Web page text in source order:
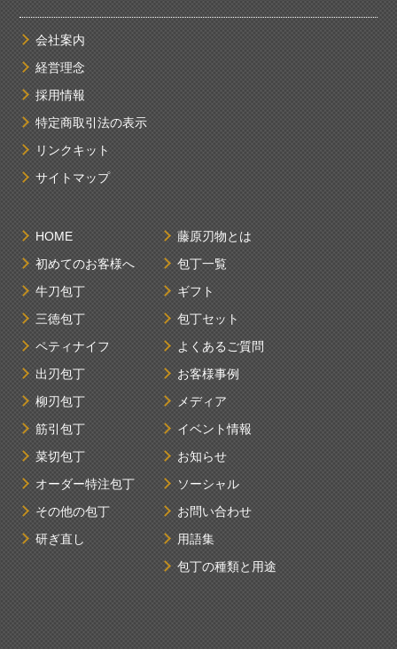
会社案内
経営理念
採用情報
特定商取引法の表示
リンクキット
サイトマップ
HOME
初めてのお客様へ
牛刀包丁
三徳包丁
ペティナイフ
出刃包丁
柳刃包丁
筋引包丁
菜切包丁
オーダー特注包丁
その他の包丁
研ぎ直し
藤原刃物とは
包丁一覧
ギフト
包丁セット
よくあるご質問
お客様事例
メディア
イベント情報
お知らせ
ソーシャル
お問い合わせ
用語集
包丁の種類と用途